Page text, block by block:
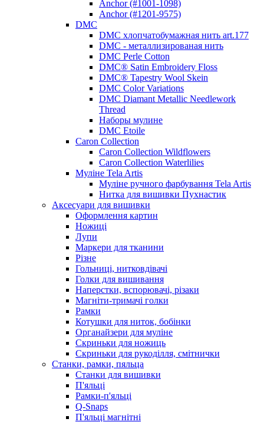
Anchor (#1001-1098)
Anchor (#1201-9575)
DMC
DMC хлопчатобумажная нить art.177
DMC - металлизированая нить
DMC Perle Cotton
DMC® Satin Embroidery Floss
DMC® Tapestry Wool Skein
DMC Color Variations
DMC Diamant Metallic Needlework
Thread
Наборы мулине
DMC Etoile
Caron Collection
Caron Collection Wildflowers
Caron Collection Waterlilies
Муліне Tela Artis
Муліне ручного фарбування Tela Artis
Нитка для вишивки Пухнастик
Аксесуари для вишивки
Оформлення картин
Ножиці
Лупи
Маркери для тканини
Різне
Гольниці, нитковдівачі
Голки для вишивання
Наперстки, вспорювачі, різаки
Магніти-тримачі голки
Рамки
Котушки для ниток, бобінки
Органайзери для муліне
Скриньки для ножиць
Скриньки для рукоділля, смітнички
Станки, рамки, пяльца
Станки для вишивки
П'яльці
Рамки-п'яльці
Q-Snaps
П'яльці магнітні